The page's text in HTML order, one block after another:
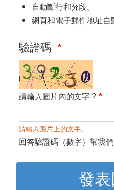
自動斷行和分段。
網頁和電子郵件地址自
驗證碼
請輸入圖片內的文字 ?
請輸入圖片上的文字。
回答驗證碼（數字）幫我